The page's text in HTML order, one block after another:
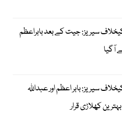
سیریز: جیت کے بعد بابراعظم
آگیا
سیریز: بابر اعظم اور عبداللہ
کھلاڑی قرار